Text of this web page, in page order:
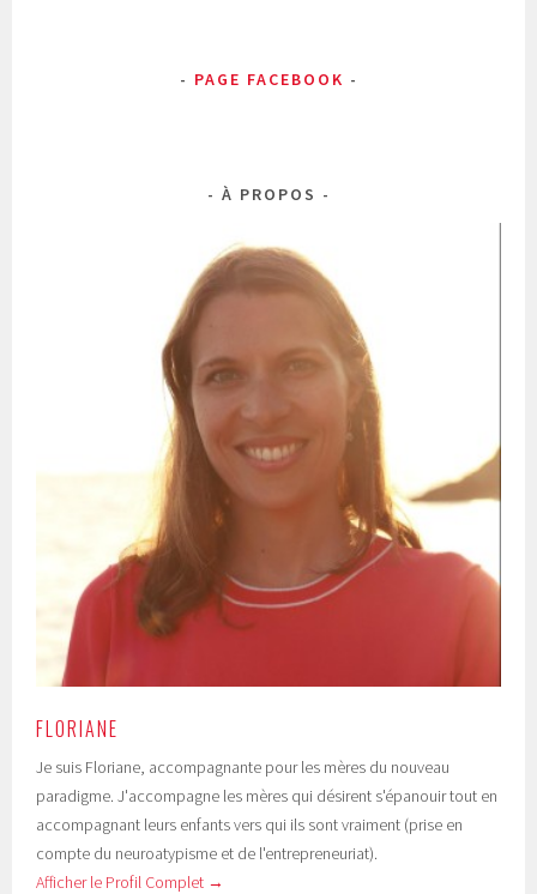
PAGE FACEBOOK
À PROPOS
FLORIANE
Je suis Floriane, accompagnante pour les mères du nouveau
paradigme. J'accompagne les mères qui désirent s'épanouir tout en
accompagnant leurs enfants vers qui ils sont vraiment (prise en
compte du neuroatypisme et de l'entrepreneuriat).
Afficher le Profil Complet →